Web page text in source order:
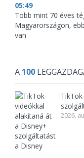
05:49
Több mint 70 éves
Magyarországon,
van
A 100
2026.